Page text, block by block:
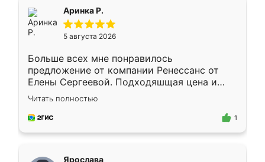
Аринка Р.
5 августа 2026
Больше всех мне понравилось
предложение от компании Ренессанс от
Елены Сергеевой. Подходяшщая цена и
короткие сроки изготовления. Приехавший
для замера сотрудник Владислав
предложил по моему эскизу самый
Читать полностью
1
Ярослава